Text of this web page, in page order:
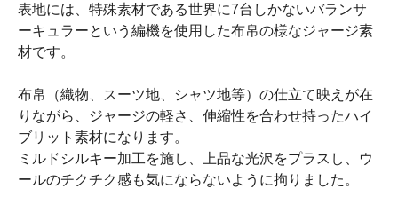
表地には、特殊素材である世界に7台しかないバランサ
ーキュラーという編機を使用した布帛の様なジャージ素
材です。
布帛（織物、スーツ地、シャツ地等）の仕立て映えが在
りながら、ジャージの軽さ、伸縮性を合わせ持ったハイ
ブリット素材になります。
ミルドシルキー加工を施し、上品な光沢をプラスし、ウ
ールのチクチク感も気にならないように拘りました。